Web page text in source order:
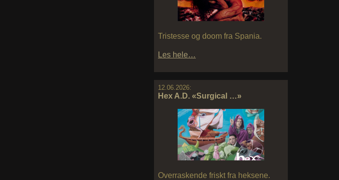
Tristesse og doom fra Spania.
Les hele…
12.06.2026:
Hex A.D. «Surgical …»
Overraskende friskt fra heksene.